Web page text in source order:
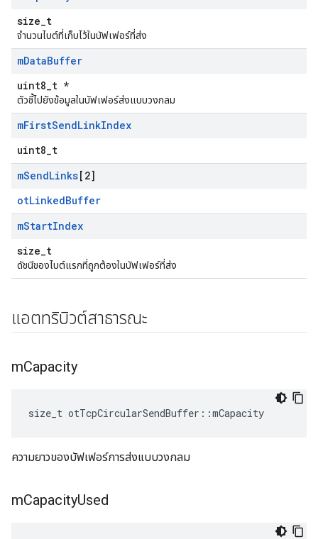
size_t
จำนวนไบต์ที่เก็บไว้ในบัฟเฟอร์ที่ส่ง
mDataBuffer
uint8_t *
ตัวชี้ไปยังข้อมูลในบัฟเฟอร์ส่งแบบวงกลม
mFirstSendLinkIndex
uint8_t
mSendLinks[2]
otLinkedBuffer
mStartIndex
size_t
ดัชนีของไบต์แรกที่ถูกต้องในบัฟเฟอร์ที่ส่ง
แอตทริบิวต์สาธารณะ
mCapacity
size_t otTcpCircularSendBuffer ::mCapacity
ความยาวของบัฟเฟอร์การส่งแบบวงกลม
mCapacityUsed